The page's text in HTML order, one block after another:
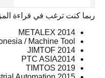
ربما كنت ترغب في قراءة
METALEX 2014
/ Machine Tool
JIMTOF 2014
PTC ASIA2014
TIMTOS 2019